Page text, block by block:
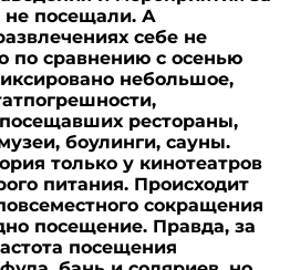
не посещали. А
себе не
по сравнению с осенью
небольшое,
рестораны,
боулинги, сауны.
только у кинотеатров
питания. Происходит
сокращения
посещение. Правда, за
посещения